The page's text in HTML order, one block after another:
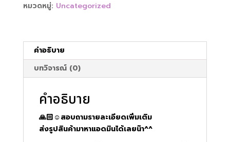
เบลเยี่ยม
หมวดหมู่: Uncategorized
คำอธิบาย
บทวิจารณ์ (0)
คำอธิบาย
🙏🏻☺️สอบถามรายละเอียดเพิ่มเติม
ส่งรูปสินค้ามาหาแอดมินได้เลยน๊า^^